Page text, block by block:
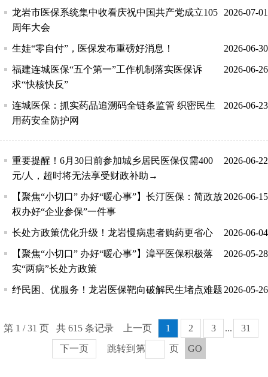
2026-07-01
龙岩市医保系统集中收看庆祝中国共产党成立105
周年大会
2026-06-30
生娃“零自付”，医保发布重磅好消息！
2026-06-26
福建连城医保“五个第一”工作机制落实医保诉
求“快核快反”
2026-06-23
连城医保：抓实药品追溯码全链条监管 织密民生
用药安全防护网
2026-06-22
重要提醒！6月30日前参加城乡居民医保仅需400
元/人，超时将无法享受财政补助→
2026-06-15
【聚焦“小切口” 办好“暖心事”】长汀医保：简政放
权办好“企业参保”一件事
2026-06-04
长处方政策优化升级！龙岩慢病患者购药更省心
2026-05-28
【聚焦“小切口” 办好“暖心事”】漳平医保积极落
实“两病”长处方政策
2026-05-26
纾民困、优服务！龙岩医保靶向破解民生堵点难题
第 1 / 31 页 共 615 条记录 上一页 1 2 3 ...
31
下一页
跳转到第 页 GO